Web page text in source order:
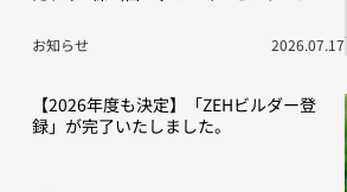
お知らせ 2026.07.17
【2026年度も決定】「ZEHビルダー登
録」が完了いたしました。